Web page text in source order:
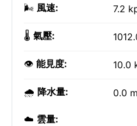
🌬️ 風速: 7.2
🌡️ 氣壓:
👁️ 能見度: 10.0
🌧️ 降水量: 0.0
☁️ 雲量: